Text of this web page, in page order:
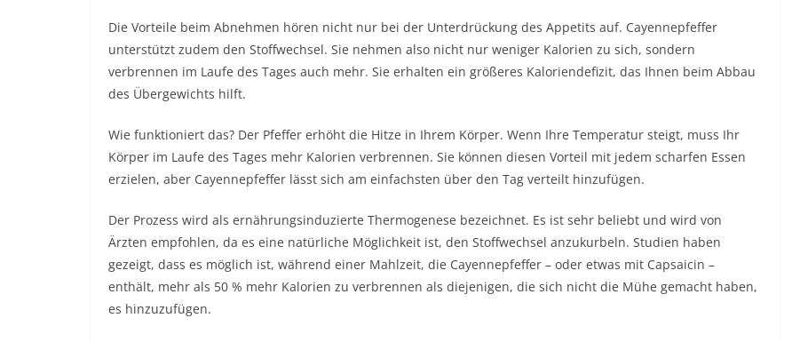
Die Vorteile beim Abnehmen hören nicht nur bei der Unterdrückung des Appetits auf. Cayennepfeffer
unterstützt zudem den Stoffwechsel. Sie nehmen also nicht nur weniger Kalorien zu sich, sondern
verbrennen im Laufe des Tages auch mehr. Sie erhalten ein größeres Kaloriendefizit, das Ihnen beim Abbau
des Übergewichts hilft.
Wie funktioniert das? Der Pfeffer erhöht die Hitze in Ihrem Körper. Wenn Ihre Temperatur steigt, muss Ihr
Körper im Laufe des Tages mehr Kalorien verbrennen. Sie können diesen Vorteil mit jedem scharfen Essen
erzielen, aber Cayennepfeffer lässt sich am einfachsten über den Tag verteilt hinzufügen.
Der Prozess wird als ernährungsinduzierte Thermogenese bezeichnet. Es ist sehr beliebt und wird von
Ärzten empfohlen, da es eine natürliche Möglichkeit ist, den Stoffwechsel anzukurbeln. Studien haben
gezeigt, dass es möglich ist, während einer Mahlzeit, die Cayennepfeffer – oder etwas mit Capsaicin –
enthält, mehr als 50 % mehr Kalorien zu verbrennen als diejenigen, die sich nicht die Mühe gemacht haben,
es hinzuzufügen.